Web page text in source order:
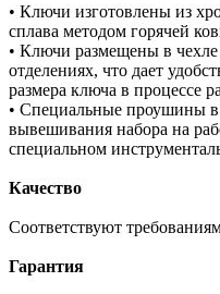
• Ключи изготовлены из
сплава методом горячей
• Ключи размещены в
отделениях, что дает
размера ключа в процессе
• Специальные проушины в
вывешивания набора на
специальном
Качество
Соответствуют
Гарантия